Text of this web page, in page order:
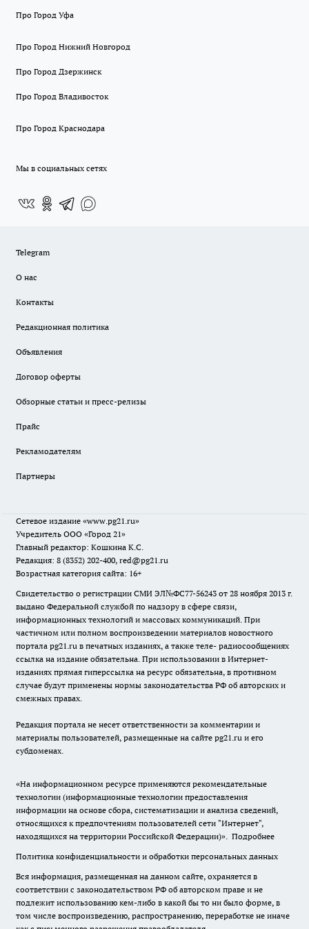
Про Город Уфа
Про Город Нижний Новгород
Про Город Дзержинск
Про Город Владивосток
Про Город Краснодара
Мы в социальных сетях
Telegram
О нас
Контакты
Редакционная политика
Объявления
Договор оферты
Обзорные статьи и пресс-релизы
Прайс
Рекламодателям
Партнеры
Сетевое издание «www.pg21.ru»
Учредитель ООО «Город 21»
Главный редактор: Кошкина К.С.
Редакция: 8 (8352) 202-400, red@pg21.ru
Возрастная категория сайта: 16+
Свидетельство о регистрации СМИ ЭЛ№ФС77-56243 от 28 ноября 2013 г.
выдано Федеральной службой по надзору в сфере связи,
информационных технологий и массовых коммуникаций. При
частичном или полном воспроизведении материалов новостного
портала pg21.ru в печатных изданиях, а также теле- радиосообщениях
ссылка на издание обязательна. При использовании в Интернет-
изданиях прямая гиперссылка на ресурс обязательна, в противном
случае будут применены нормы законодательства РФ об авторских и
смежных правах.
Редакция портала не несет ответственности за комментарии и
материалы пользователей, размещенные на сайте pg21.ru и его
субдоменах.
«На информационном ресурсе применяются рекомендательные
технологии (информационные технологии предоставления
информации на основе сбора, систематизации и анализа сведений,
относящихся к предпочтениям пользователей сети "Интернет",
находящихся на территории Российской Федерации)». Подробнее
Политика конфиденциальности и обработки персональных данных
Вся информация, размещенная на данном сайте, охраняется в
соответствии с законодательством РФ об авторском праве и не
подлежит использованию кем-либо в какой бы то ни было форме, в
том числе воспроизведению, распространению, переработке не иначе